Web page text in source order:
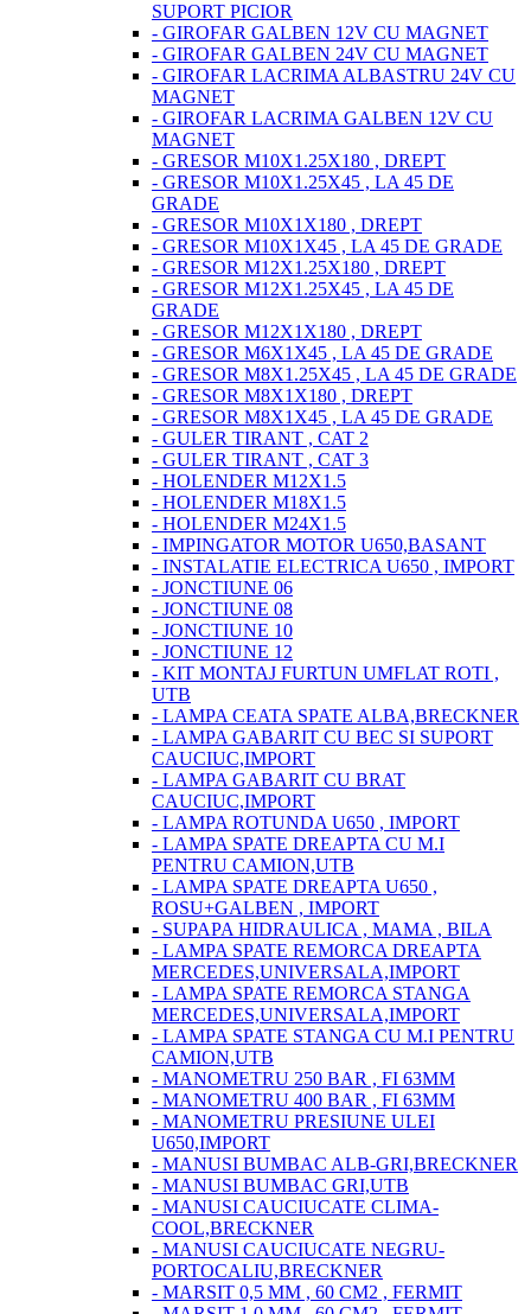
SUPORT PICIOR
- GIROFAR GALBEN 12V CU MAGNET
- GIROFAR GALBEN 24V CU MAGNET
- GIROFAR LACRIMA ALBASTRU 24V CU
MAGNET
- GIROFAR LACRIMA GALBEN 12V CU
MAGNET
- GRESOR M10X1.25X180 , DREPT
- GRESOR M10X1.25X45 , LA 45 DE
GRADE
- GRESOR M10X1X180 , DREPT
- GRESOR M10X1X45 , LA 45 DE GRADE
- GRESOR M12X1.25X180 , DREPT
- GRESOR M12X1.25X45 , LA 45 DE
GRADE
- GRESOR M12X1X180 , DREPT
- GRESOR M6X1X45 , LA 45 DE GRADE
- GRESOR M8X1.25X45 , LA 45 DE GRADE
- GRESOR M8X1X180 , DREPT
- GRESOR M8X1X45 , LA 45 DE GRADE
- GULER TIRANT , CAT 2
- GULER TIRANT , CAT 3
- HOLENDER M12X1.5
- HOLENDER M18X1.5
- HOLENDER M24X1.5
- IMPINGATOR MOTOR U650,BASANT
- INSTALATIE ELECTRICA U650 , IMPORT
- JONCTIUNE 06
- JONCTIUNE 08
- JONCTIUNE 10
- JONCTIUNE 12
- KIT MONTAJ FURTUN UMFLAT ROTI ,
UTB
- LAMPA CEATA SPATE ALBA,BRECKNER
- LAMPA GABARIT CU BEC SI SUPORT
CAUCIUC,IMPORT
- LAMPA GABARIT CU BRAT
CAUCIUC,IMPORT
- LAMPA ROTUNDA U650 , IMPORT
- LAMPA SPATE DREAPTA CU M.I
PENTRU CAMION,UTB
- LAMPA SPATE DREAPTA U650 ,
ROSU+GALBEN , IMPORT
- SUPAPA HIDRAULICA , MAMA , BILA
- LAMPA SPATE REMORCA DREAPTA
MERCEDES,UNIVERSALA,IMPORT
- LAMPA SPATE REMORCA STANGA
MERCEDES,UNIVERSALA,IMPORT
- LAMPA SPATE STANGA CU M.I PENTRU
CAMION,UTB
- MANOMETRU 250 BAR , FI 63MM
- MANOMETRU 400 BAR , FI 63MM
- MANOMETRU PRESIUNE ULEI
U650,IMPORT
- MANUSI BUMBAC ALB-GRI,BRECKNER
- MANUSI BUMBAC GRI,UTB
- MANUSI CAUCIUCATE CLIMA-
COOL,BRECKNER
- MANUSI CAUCIUCATE NEGRU-
PORTOCALIU,BRECKNER
- MARSIT 0,5 MM , 60 CM2 , FERMIT